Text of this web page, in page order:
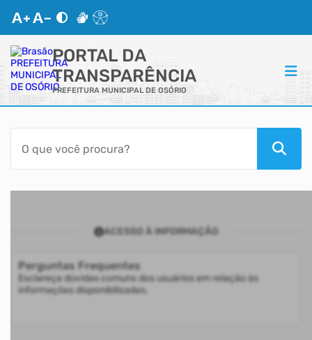
PORTAL DA
TRANSPARÊNCIA
PREFEITURA MUNICIPAL DE OSÓRIO
ACESSO RÁPIDO
Acessibilidade
Autoatendimento
Mapa do Site
ACESSO À INFORMAÇÃO
Perguntas Frequentes
Esclareça dúvidas comuns dos usuários em relação às
informações disponibilizadas.